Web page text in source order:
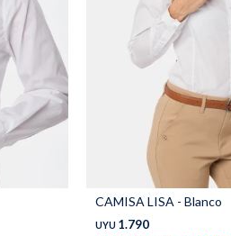
CAMISA LISA - Blanco
UYU 1.790